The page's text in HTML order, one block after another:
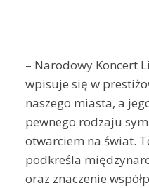
– Narodowy Koncert
wpisuje się w
naszego miasta, a
pewnego rodzaju
otwarciem na świat.
podkreśla
oraz znaczenie